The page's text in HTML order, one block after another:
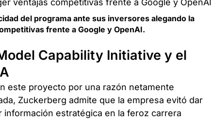
del programa ante sus inversores alegando la
frente a Google y OpenAI.
Capability Initiative y el
este proyecto por una razón netamente
Zuckerberg admite que la empresa evitó dar
estratégica en la feroz carrera